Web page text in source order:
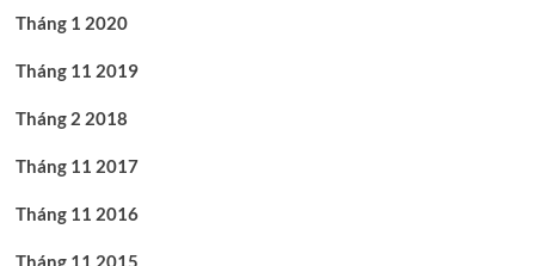
Tháng 1 2020
Tháng 11 2019
Tháng 2 2018
Tháng 11 2017
Tháng 11 2016